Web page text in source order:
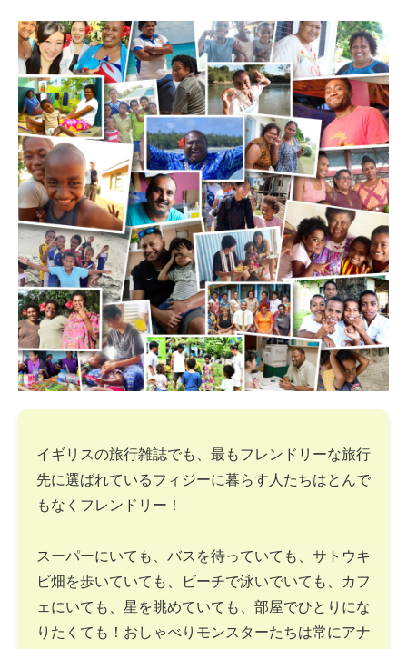
イギリスの旅行雑誌でも、最もフレンドリーな旅行
先に選ばれているフィジーに暮らす人たちはとんで
もなくフレンドリー！
スーパーにいても、バスを待っていても、サトウキ
ビ畑を歩いていても、ビーチで泳いでいても、カフ
ェにいても、星を眺めていても、部屋でひとりにな
りたくても！おしゃべりモンスターたちは常にアナ